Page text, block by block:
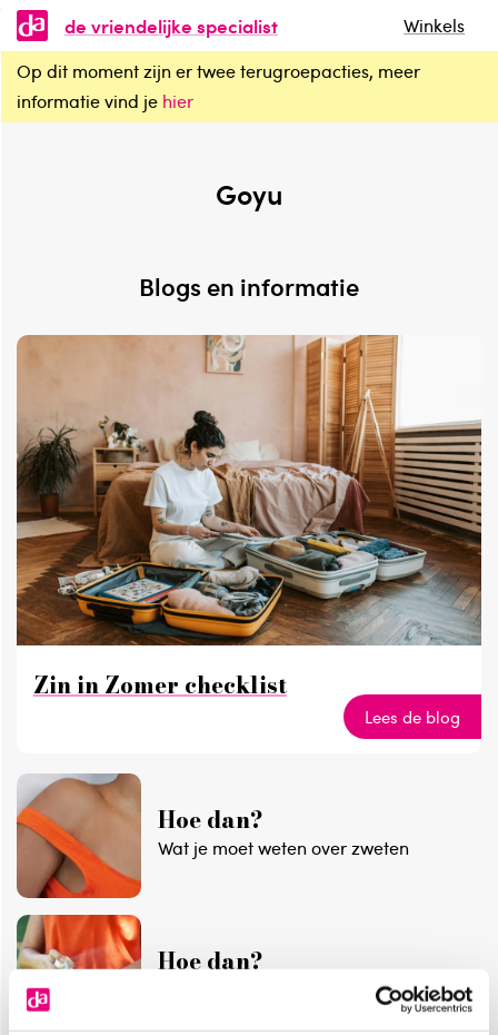
de vriendelijke specialist
Winkels
Op dit moment zijn er twee terugroepacties, meer
informatie vind je hier
Goyu
Blogs en informatie
Zin in Zomer checklist
Lees de blog
Hoe dan?
Wat je moet weten over zweten
Hoe dan?